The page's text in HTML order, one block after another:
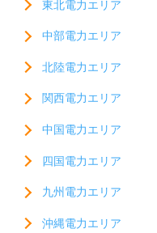
東北電力エリア
中部電力エリア
北陸電力エリア
関西電力エリア
中国電力エリア
四国電力エリア
九州電力エリア
沖縄電力エリア